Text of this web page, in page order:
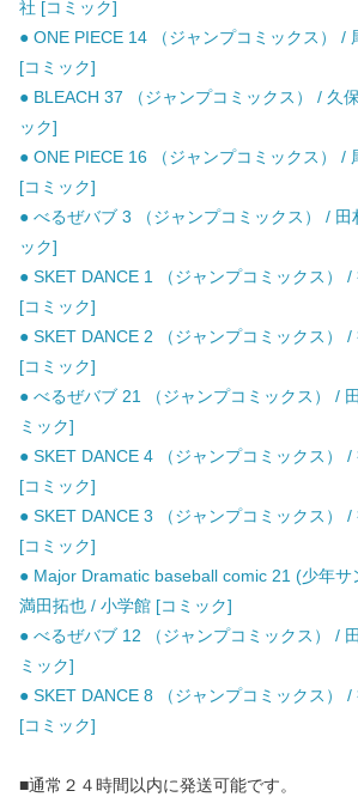
社 [コミック]
● ONE PIECE 14 （ジャンプコミックス） /
[コミック]
● BLEACH 37 （ジャンプコミックス） / 久
ック]
● ONE PIECE 16 （ジャンプコミックス） /
[コミック]
● べるぜバブ 3 （ジャンプコミックス） / 田
ック]
● SKET DANCE 1 （ジャンプコミックス）
[コミック]
● SKET DANCE 2 （ジャンプコミックス）
[コミック]
● べるぜバブ 21 （ジャンプコミックス） /
ミック]
● SKET DANCE 4 （ジャンプコミックス）
[コミック]
● SKET DANCE 3 （ジャンプコミックス）
[コミック]
● Major Dramatic baseball comic 21 (少年サ
満田拓也 / 小学館 [コミック]
● べるぜバブ 12 （ジャンプコミックス） /
ミック]
● SKET DANCE 8 （ジャンプコミックス）
[コミック]
■通常２４時間以内に発送可能です。